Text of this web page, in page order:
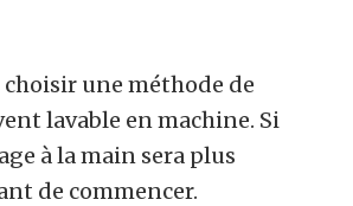
une méthode de
lavable en machine. Si
à la main sera plus
de commencer.